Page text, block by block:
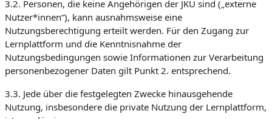
3.2. Personen, die keine Angehörigen der JKU sind („externe
Nutzer*innen“), kann ausnahmsweise eine
Nutzungsberechtigung erteilt werden. Für den Zugang zur
Lernplattform und die Kenntnisnahme der
Nutzungsbedingungen sowie Informationen zur Verarbeitung
personenbezogener Daten gilt Punkt 2. entsprechend.
3.3. Jede über die festgelegten Zwecke hinausgehende
Nutzung, insbesondere die private Nutzung der Lernplattform,